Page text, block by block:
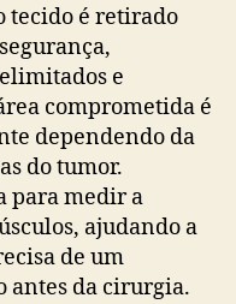
tecido é retirado
e
comprometida é
dependendo da
do tumor.
para medir a
ajudando a
de um
antes da cirurgia.